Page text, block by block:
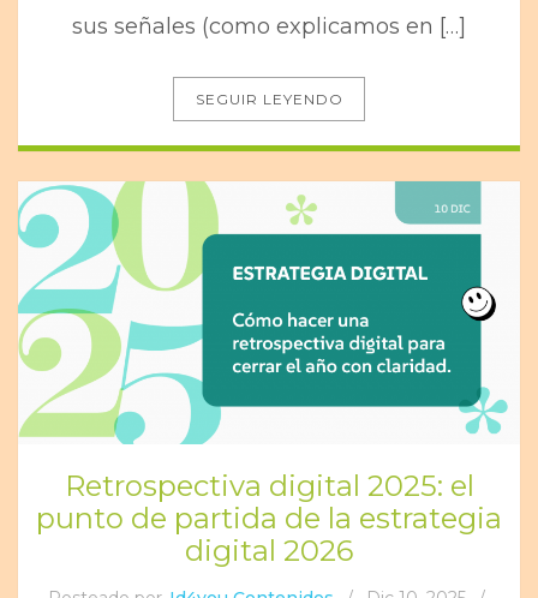
sus señales (como explicamos en […]
SEGUIR LEYENDO
Retrospectiva digital 2025: el
punto de partida de la estrategia
digital 2026